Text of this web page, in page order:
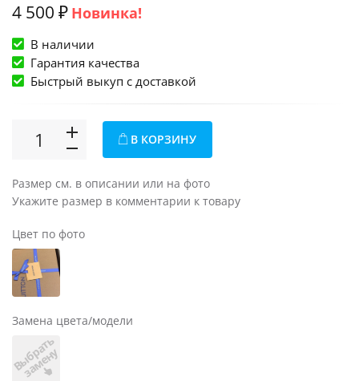
4 500 ₽ Новинка!
В наличии
Гарантия качества
Быстрый выкуп c доставкой
В КОРЗИНУ
Размер см. в описании или на фото
Укажите размер в комментарии к товару
Цвет по фото
Замена цвета/модели
В
ы
б
р
а
т
ь
з
а
м
е
н
у